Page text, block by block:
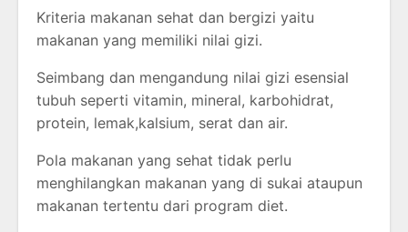
Kriteria makanan sehat dan bergizi yaitu
makanan yang memiliki nilai gizi.
Seimbang dan mengandung nilai gizi esensial
tubuh seperti vitamin, mineral, karbohidrat,
protein, lemak,kalsium, serat dan air.
Pola makanan yang sehat tidak perlu
menghilangkan makanan yang di sukai ataupun
makanan tertentu dari program diet.